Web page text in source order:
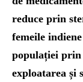
reduce prin
femeile
populației prin
exploatarea și